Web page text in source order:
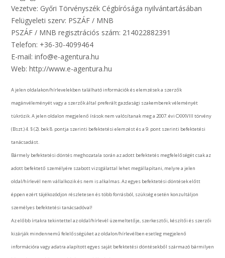
Vezetve: Győri Törvényszék Cégbírósága nyilvántartásában
Felügyeleti szerv: PSZÁF / MNB
PSZÁF / MNB regisztrációs szám: 214022882391
Telefon: +36-30-4099464
E-mail: info@e-agentura.hu
Web: http://www.e-agentura.hu
A jelen oldalakon/hírlevelekben található információk és elemzések a szerzők
magánvéleményét vagy a szerzők által preferált gazdasági szakemberek véleményét
tükrözik. A jelen oldalon megjelenő írások nem valósítanak meg a 2007. évi CXXXVIII törvény
(Bszt.) 4. § (2). bek 8. pontja szerinti befektetési elemzést és a 9. pont szerinti befektetési
tanácsadást.
Bármely befektetési döntés meghozatala során az adott befektetés megfelelőségét csak az
adott befektető személyére szabott vizsgálattal lehet megállapítani, melyre a jelen
oldal/hírlevél nem vállalkozik és nem is alkalmas. Az egyes befektetési döntések előtt
éppen ezért tájékozódjon részletesen és több forrásból, szükség esetén konzultáljon
személyes befektetési tanácsadóval!
Az előbb írtakra tekintettel az oldal/hírlevél üzemeltetője, szerkesztői, készítői és szerzői
kizárják mindennemű felelősségüket az oldalon/hírlevélben esetleg megjelenő
információra vagy adatra alapított egyes saját befektetési döntésekből származó bármilyen